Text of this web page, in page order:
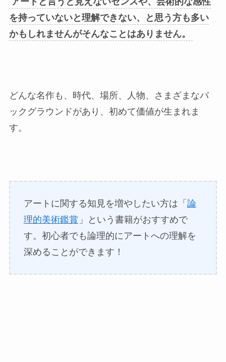
を持っていないと理解できない、と思う方も多い
かもしれませんがそんなことはありません。
どんな名作も、時代、場所、人物、さまざまなバ
ックグラウンドがあり、初めて価値が生まれま
す。
アートに関する知見を増やしたい方は「 論
理的美術鑑賞 」という書籍がおすすめで
す。初心者でも論理的にアートへの理解を
深めることができます！